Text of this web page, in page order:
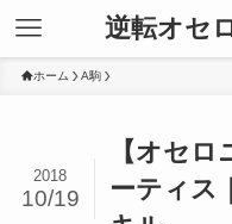
逆転オセ
ホーム A駒
【オセ
ーティス
2018
10/19